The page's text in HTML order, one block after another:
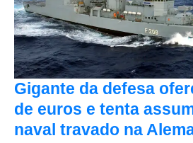
Gigante da defesa
de euros e tenta
naval travado na